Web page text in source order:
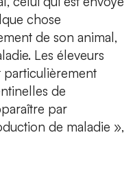
chose
de son animal,
Les éleveurs
particulièrement
de
par
de maladie »,